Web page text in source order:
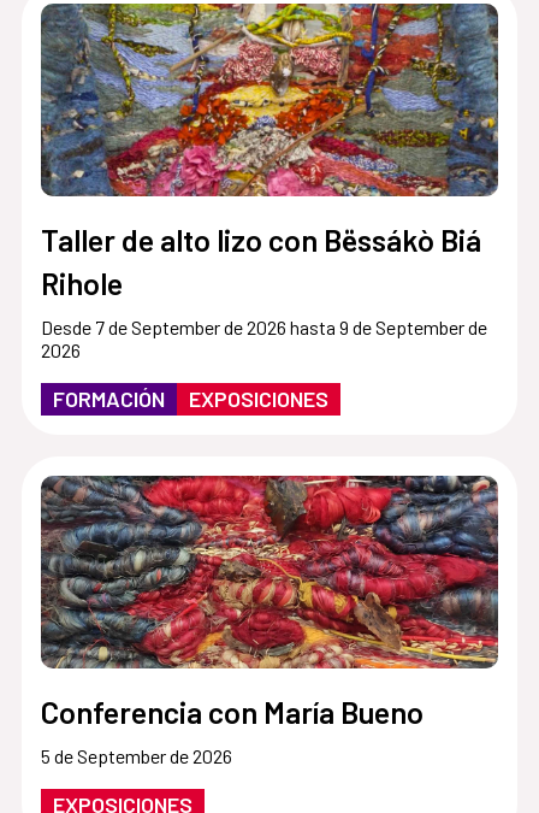
Taller de alto lizo con Bëssákò Biá
Rihole
Desde 7 de September de 2026 hasta 9 de September de
2026
FORMACIÓN EXPOSICIONES
Conferencia con María Bueno
5 de September de 2026
EXPOSICIONES